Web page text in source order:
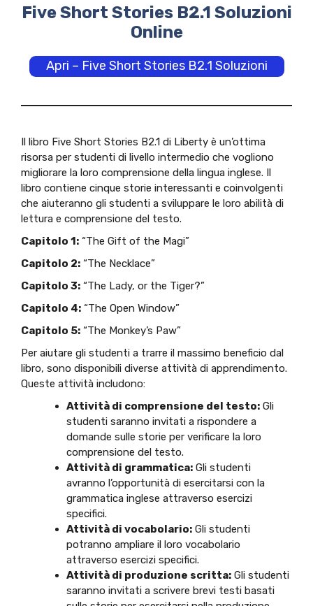
Five Short Stories B2.1 Soluzioni
Online
Apri – Five Short Stories B2.1 Soluzioni
Il libro Five Short Stories B2.1 di Liberty è un’ottima
risorsa per studenti di livello intermedio che vogliono
migliorare la loro comprensione della lingua inglese. Il
libro contiene cinque storie interessanti e coinvolgenti
che aiuteranno gli studenti a sviluppare le loro abilità di
lettura e comprensione del testo.
Capitolo 1: “The Gift of the Magi”
Capitolo 2: “The Necklace”
Capitolo 3: “The Lady, or the Tiger?”
Capitolo 4: “The Open Window”
Capitolo 5: “The Monkey’s Paw”
Per aiutare gli studenti a trarre il massimo beneficio dal
libro, sono disponibili diverse attività di apprendimento.
Queste attività includono:
Attività di comprensione del testo: Gli
studenti saranno invitati a rispondere a
domande sulle storie per verificare la loro
comprensione del testo.
Attività di grammatica: Gli studenti
avranno l’opportunità di esercitarsi con la
grammatica inglese attraverso esercizi
specifici.
Attività di vocabolario: Gli studenti
potranno ampliare il loro vocabolario
attraverso esercizi specifici.
Attività di produzione scritta: Gli studenti
saranno invitati a scrivere brevi testi basati